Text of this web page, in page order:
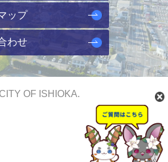
ップ
わせ
OF ISHIOKA.